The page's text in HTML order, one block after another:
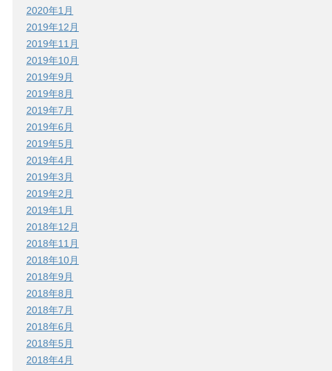
2020年1月
2019年12月
2019年11月
2019年10月
2019年9月
2019年8月
2019年7月
2019年6月
2019年5月
2019年4月
2019年3月
2019年2月
2019年1月
2018年12月
2018年11月
2018年10月
2018年9月
2018年8月
2018年7月
2018年6月
2018年5月
2018年4月